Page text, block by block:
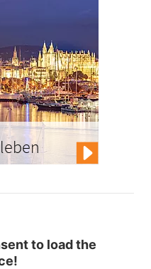
to load the